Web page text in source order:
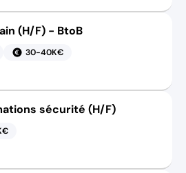
(H/F) - BtoB
30-40K€
sécurité (H/F)